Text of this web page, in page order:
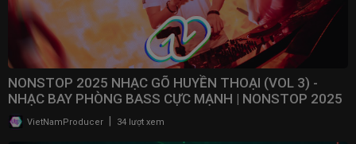
NONSTOP 2025 NHẠC GÕ HUYỀN THOẠI (VOL 3) -
NHẠC BAY PHÒNG BASS CỰC MẠNH | NONSTOP 2025
VINAHOUSE
VietNamProducer 34 lượt xem